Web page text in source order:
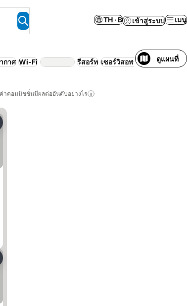
TH · ฿ เข้าสู่ระบบ เมนู
กาศ Wi-Fi รีสอร์ท เซอร์วิสอพาร์ทเมนท์ ชายห
ดูแผนที่
ค่าคอมมิชชั่นมีผลต่ออันดับอย่างไร
ในรายการโปรด
ในรายการโปรด